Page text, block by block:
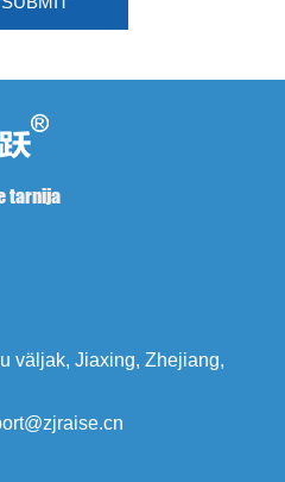
tarnija
väljak, Jiaxing, Zhejiang,